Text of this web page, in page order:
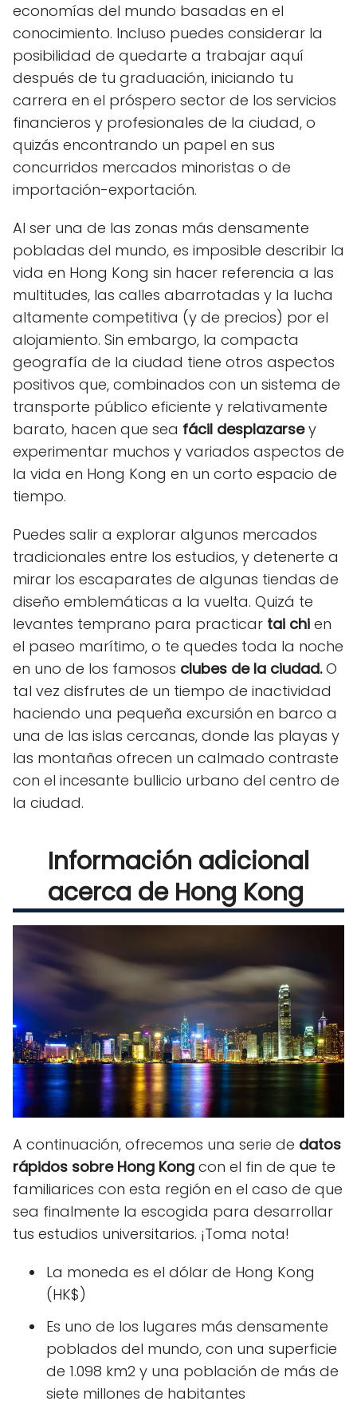
economías del mundo basadas en el
conocimiento. Incluso puedes considerar la
posibilidad de quedarte a trabajar aquí
después de tu graduación, iniciando tu
carrera en el próspero sector de los servicios
financieros y profesionales de la ciudad, o
quizás encontrando un papel en sus
concurridos mercados minoristas o de
importación-exportación.
Al ser una de las zonas más densamente
pobladas del mundo, es imposible describir la
vida en Hong Kong sin hacer referencia a las
multitudes, las calles abarrotadas y la lucha
altamente competitiva (y de precios) por el
alojamiento. Sin embargo, la compacta
geografía de la ciudad tiene otros aspectos
positivos que, combinados con un sistema de
transporte público eficiente y relativamente
barato, hacen que sea fácil desplazarsey
experimentar muchos y variados aspectos de
la vida en Hong Kong en un corto espacio de
tiempo.
Puedes salir a explorar algunos mercados
tradicionales entre los estudios, y detenerte a
mirar los escaparates de algunas tiendas de
diseño emblemáticas a la vuelta. Quizá te
levantes temprano para practicar tai chi en
el paseo marítimo, o te quedes toda la noche
en uno de los famosos clubes de la ciudad.O
tal vez disfrutes de un tiempo de inactividad
haciendo una pequeña excursión en barco a
una de las islas cercanas, donde las playas y
las montañas ofrecen un calmado contraste
con el incesante bullicio urbano del centro de
la ciudad.
Información adicional
acerca de Hong Kong
A continuación, ofrecemos una serie de datos
rápidos sobre Hong Kong con el fin de que te
familiarices con esta región en el caso de que
sea finalmente la escogida para desarrollar
tus estudios universitarios. ¡Toma nota!
La moneda es el dólar de Hong Kong
(HK$)
Es uno de los lugares más densamente
poblados del mundo, con una superficie
de 1.098 km2 y una población de más de
siete millones de habitantes